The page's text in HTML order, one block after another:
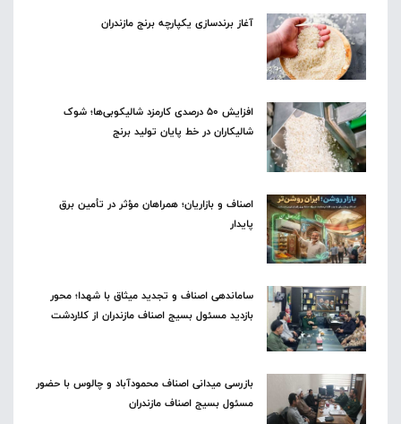
آغاز برندسازی یکپارچه برنج مازندران
افزایش ۵۰ درصدی کارمزد شالیکوبی‌ها؛ شوک
شالیکاران در خط پایان تولید برنج
اصناف و بازاریان؛ همراهان مؤثر در تأمین برق
پایدار
ساماندهی اصناف و تجدید میثاق با شهدا؛ محور
بازدید مسئول بسیج اصناف مازندران از کلاردشت
بازرسی میدانی اصناف محمودآباد و چالوس با حضور
مسئول بسیج اصناف مازندران